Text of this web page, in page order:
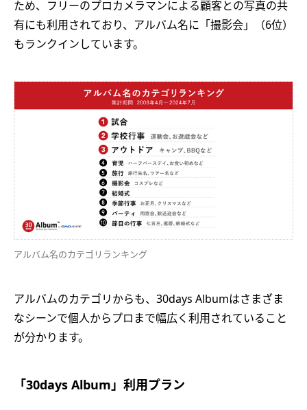
ため、フリーのプロカメラマンによる顧客との写真の共
有にも利用されており、アルバム名に「撮影会」（6位）
もランクインしています。
アルバム名のカテゴリランキング
アルバムのカテゴリからも、30days Albumはさまざま
なシーンで個人からプロまで幅広く利用されていること
が分かります。
「30days Album」利用プラン